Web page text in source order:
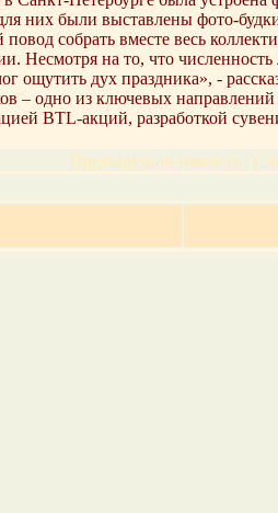
них были выставлены фото-
собрать вместе весь
на то, что численность
ощутить дух праздника», -
– одно из ключевых
BTL-акций, разработкой
Предыдущая новость |